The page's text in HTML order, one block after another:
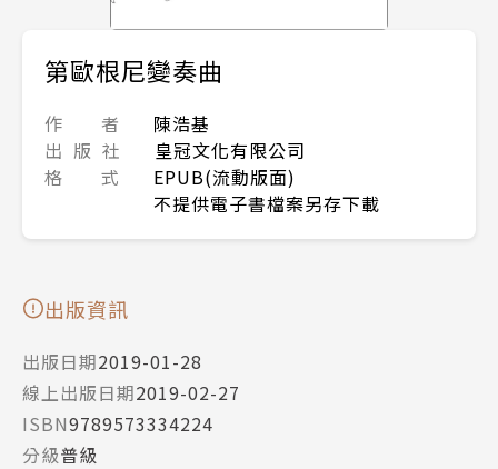
第歐根尼變奏曲
作 者
陳浩基
出 版 社
皇冠文化有限公司
格 式
EPUB(流動版面)
不提供電子書檔案另存下載
出版資訊
出版日期2019-01-28
線上出版日期2019-02-27
ISBN9789573334224
分級普級